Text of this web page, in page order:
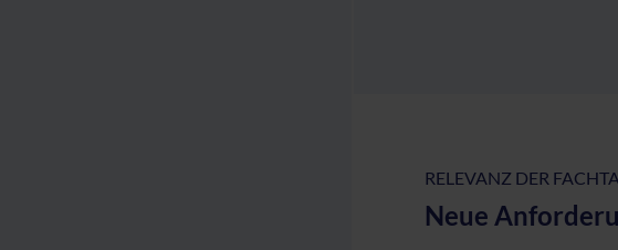
RELEVANZ DER
Neue